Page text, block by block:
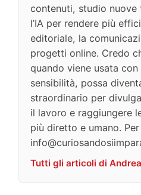
contenuti, studio
l’IA per rendere più
editoriale, la
progetti online. Credo
quando viene usata
sensibilità, possa
straordinario per
il lavoro e raggiungere
più diretto e umano.
Tutti gli articoli di